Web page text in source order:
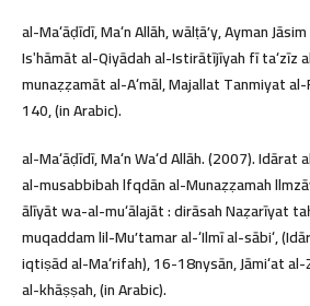
al-Maʻāḍīdī, Maʻn Allāh, wālṭāʼy, Ayman
Isʹhāmāt al-Qiyādah al-Istirātījīyah fī
munaẓẓamāt al-Aʻmāl, Majallat Tanmiyat
140, (in Arabic).
al-Maʻāḍīdī, Maʻn Waʻd Allāh. (2007).
al-musabbibah lfqdān al-Munaẓẓamah
ālīyāt wa-al-muʻālajāt : dirāsah Naẓarīyat
muqaddam lil-Muʼtamar al-ʻIlmī al-sābiʻ,
iqtiṣād al-Maʻrifah), 16-18nysān, Jāmiʻat
al-khāṣṣah, (in Arabic).